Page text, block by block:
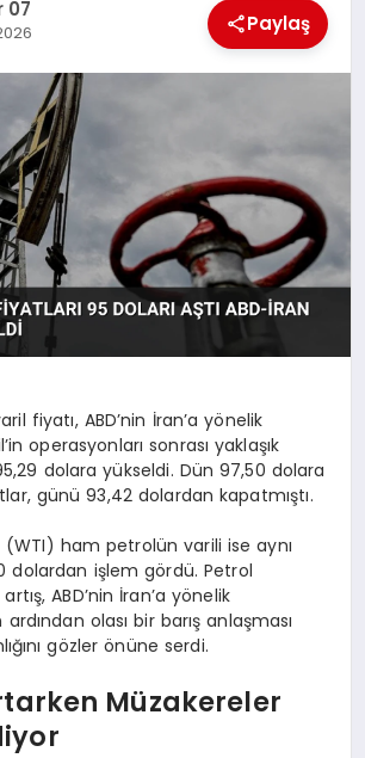
07
Paylaş
fiyatı, ABD’nin İran’a yönelik
operasyonları sonrası yaklaşık
dolara yükseldi. Dün 97,50 dolara
günü 93,42 dolardan kapatmıştı.
(WTI) ham petrolün varili ise aynı
dolardan işlem gördü. Petrol
ABD’nin İran’a yönelik
ardından olası bir barış anlaşması
gözler önüne serdi.
Müzakereler